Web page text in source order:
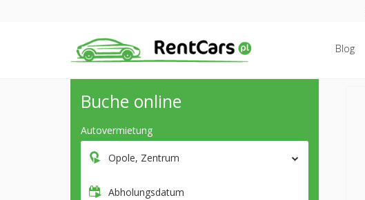
Blog
Buche online
Autovermietung
Opole, Zentrum
Abholungsdatum